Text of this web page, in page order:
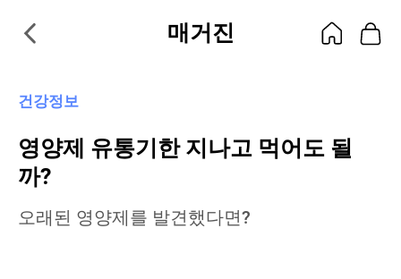
매거진
건강정보
영양제 유통기한 지나고 먹어도 될
까?
오래된 영양제를 발견했다면?